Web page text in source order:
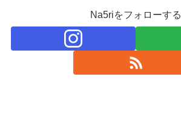
Na5riをフォローする